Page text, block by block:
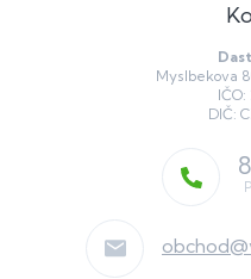
Myslbekova
IČO:
DIČ:
obchod@